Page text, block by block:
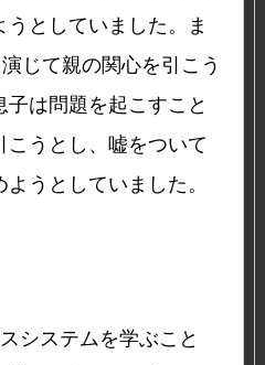
としていました。ま
じて親の関心を引こう
は問題を起こすこと
うとし、嘘をついて
うとしていました。
システムを学ぶこと